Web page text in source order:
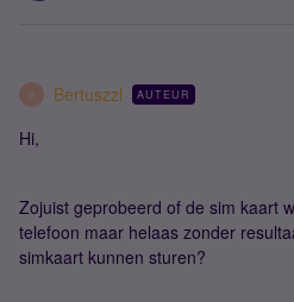
B Bertuszzl AUTEUR
Hi,
Zojuist geprobeerd of de sim kaart
telefoon maar helaas zonder
simkaart kunnen sturen?